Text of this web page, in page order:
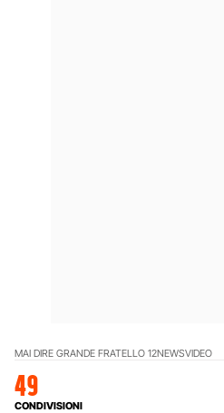
MAI DIRE GRANDE FRATELLO 12NEWSVIDEO
49
CONDIVISIONI